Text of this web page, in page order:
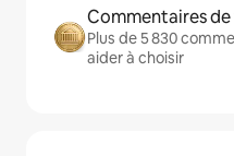
Commentaires
Plus de 5 830
aider à choisir